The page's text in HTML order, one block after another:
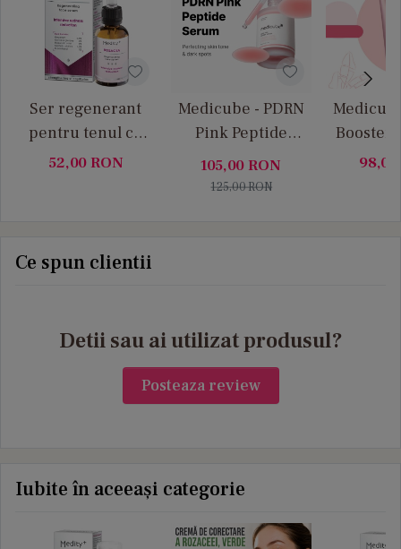
Ser regenerant
pentru tenul cu
rozacee Medity+
52,00 RON
Medicube - PDRN
Pink Peptide
Serum - Ser facial
de Fermitate Anti
105,00 RON
125,00RON
Booster
facial
98,00
Ce spun clientii
Detii sau ai utilizat produsul?
Posteaza review
Iubite în aceeași categorie